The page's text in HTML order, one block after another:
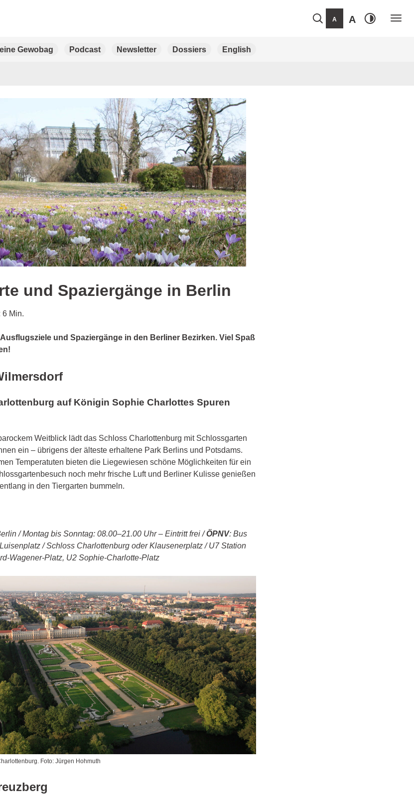
A A
Gewobag Podcast Newsletter Dossiers English
und Spaziergänge in Berlin
6 Min.
und Spaziergänge in den Berliner Bezirken. Viel Spaß
auf Königin Sophie Charlottes Spuren
Weitblick lädt das Schloss Charlottenburg mit Schlossgarten
ein – übrigens der älteste erhaltene Park Berlins und Potsdams.
Temperatuten bieten die Liegewiesen schöne Möglichkeiten für ein
noch mehr frische Luft und Berliner Kulisse genießen
in den Tiergarten bummeln.
/ Montag bis Sonntag: 08.00–21.00 Uhr – Eintritt frei /ÖPNV: Bus
/ Schloss Charlottenburg oder Klausenerplatz / U7 Station
Wagener-Platz, U2 Sophie-Charlotte-Platz
Foto: Jürgen Hohmuth